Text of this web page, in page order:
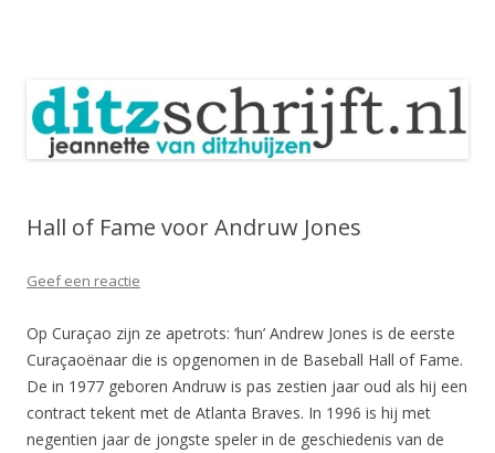
Hall of Fame voor Andruw Jones
Geef een reactie
Op Curaçao zijn ze apetrots: ‘hun’ Andrew Jones is de eerste
Curaçaoënaar die is opgenomen in de Baseball Hall of Fame.
De in 1977 geboren Andruw is pas zestien jaar oud als hij een
contract tekent met de Atlanta Braves. In 1996 is hij met
negentien jaar de jongste speler in de geschiedenis van de